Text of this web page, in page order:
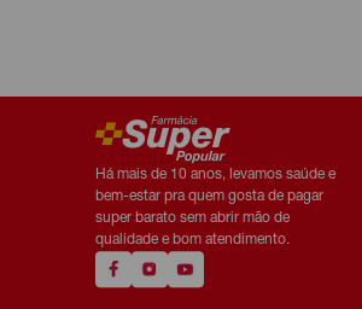
Há mais de 10 anos, levamos saúde e
bem-estar pra quem gosta de pagar
super barato sem abrir mão de
qualidade e bom atendimento.